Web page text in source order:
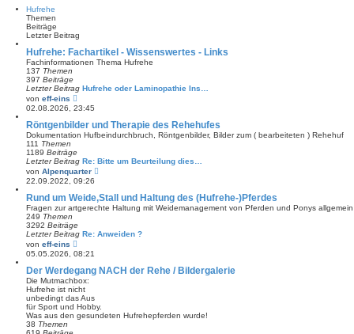
r
e
i
a
Hufrehe
Themen
Beiträge
Letzter Beitrag
Hufrehe: Fachartikel - Wissenswertes - Links
Fachinformationen Thema Hufrehe
137 Themen
397 Beiträge
Letzter Beitrag Hufrehe oder Laminopathie Ins…
von eff-eins
e
u
e
s
t
B
e
i
r
a
02.08.2026, 23:45
Röntgenbilder und Therapie des Rehehufes
Dokumentation Hufbeindurchbruch, Röntgenbilder, Bilder zum ( bearbeiteten ) Rehehuf
111 Themen
1189 Beiträge
Letzter Beitrag Re: Bitte um Beurteilung dies…
von Alpenquarter
e
s
t
r
B
r
22.09.2022, 09:26
Rund um Weide,Stall und Haltung des (Hufrehe-)Pferdes
Fragen zur artgerechte Haltung mit Weidemanagement von Pferden und Ponys
249 Themen
3292 Beiträge
Letzter Beitrag Re: Anweiden ?
von eff-eins
e
u
e
s
t
e
r
B
e
05.05.2026, 08:21
Der Werdegang NACH der Rehe / Bildergalerie
Die Mutmachbox:
Hufrehe ist nicht
unbedingt das Aus
für Sport und Hobby.
Was aus den gesundeten Hufrehepferden wurde!
38 Themen